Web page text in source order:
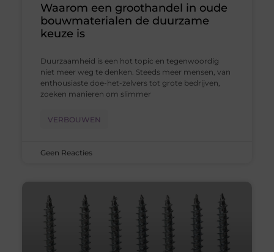
Waarom een groothandel in oude
bouwmaterialen de duurzame
keuze is
Duurzaamheid is een hot topic en tegenwoordig
niet meer weg te denken. Steeds meer mensen, van
enthousiaste doe-het-zelvers tot grote bedrijven,
zoeken manieren om slimmer
VERBOUWEN
Geen Reacties